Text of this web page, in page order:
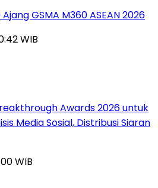
GSMA M360 ASEAN 2026
WIB
Awards 2026 untuk
Media Sosial, Distribusi Siaran
WIB